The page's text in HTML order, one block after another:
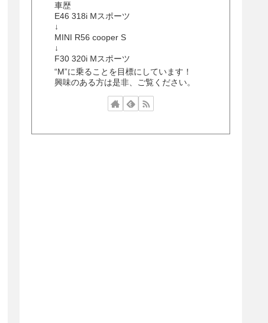
車歴
E46 318i Mスポーツ
↓
MINI R56 cooper S
↓
F30 320i Mスポーツ
“M”に乗ることを目標にしています！
興味のある方は是非、ご覧ください。